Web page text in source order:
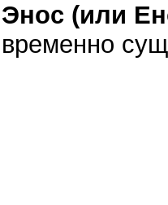
Энос (или
временно